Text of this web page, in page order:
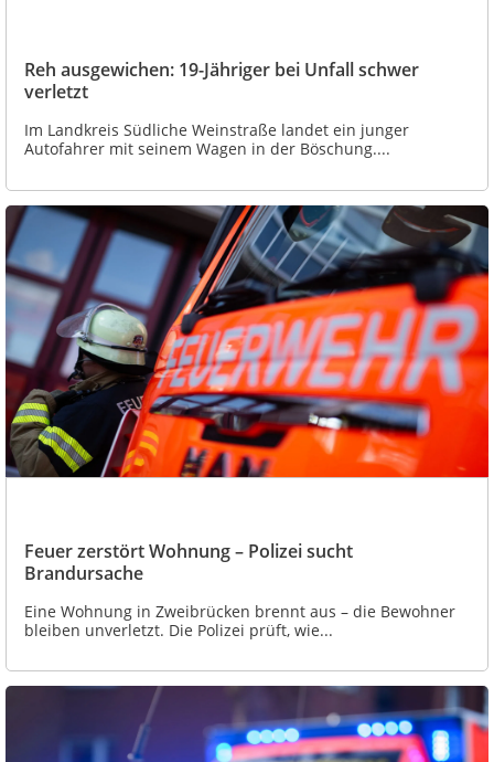
Reh ausgewichen: 19-Jähriger bei Unfall schwer
verletzt
Im Landkreis Südliche Weinstraße landet ein junger
Autofahrer mit seinem Wagen in der Böschung....
Feuer zerstört Wohnung – Polizei sucht
Brandursache
Eine Wohnung in Zweibrücken brennt aus – die Bewohner
bleiben unverletzt. Die Polizei prüft, wie...